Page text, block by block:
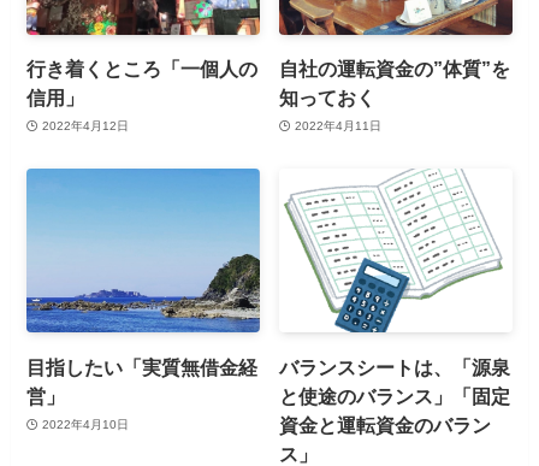
行き着くところ「一個人の
信用」
2022年4月12日
自社の運転資金の”体質”を
知っておく
2022年4月11日
目指したい「実質無借金経
営」
2022年4月10日
バランスシートは、「源泉
と使途のバランス」「固定
資金と運転資金のバラン
ス」